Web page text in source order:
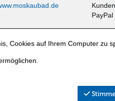
PayPal
Cookies auf Ihrem Computer zu